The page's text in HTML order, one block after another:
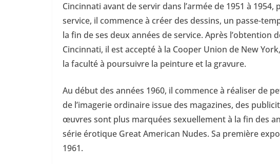
Cincinnati avant de servir dans l’armée de 1951 à
service, il commence à créer des dessins, un passe-
la fin de ses deux années de service. Après l’obtention
Cincinnati, il est accepté à la Cooper Union de New
la faculté à poursuivre la peinture et la gravure.
Au début des années 1960, il commence à réaliser de
de l’imagerie ordinaire issue des magazines, des
œuvres sont plus marquées sexuellement à la fin des
série érotique Great American Nudes. Sa première
1961.